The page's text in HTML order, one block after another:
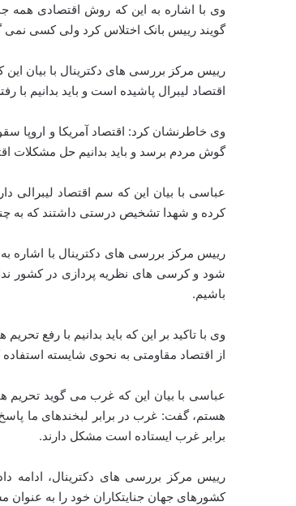
وی با اشاره به این که روش اقتصادی همه
گویند رییس بانک اختلاس کرد ولی کسی نمی
رییس مرکز بررسی های دکترینال با بیان
اقتصاد لیبرال پاشیده است و باید بدانیم
وی خاطرنشان کرد: اقتصاد آمریکا و اروپا
گوش مردم برسد و باید بدانیم حل مشکلات
عباسی با بیان این که سم اقتصاد لیبرالی
کرده و شهدا تشخیص درستی داشتند که به
رییس مرکز بررسی های دکترینال با اشاره
شود و کرسی های نظریه پردازی در کشور
باشیم.
وی با تاکید بر این که باید بدانیم با رفع
از اقتصاد مقاومتی به نحوی شایسته استفاده
عباسی با بیان این که غرب می گوید تحریم
هستم، گفت: غرب در برابر لبخندهای ما
برابر غرب ایستاده است مشکل دارند.
رییس مرکز بررسی های دکترینال، ادامه
کشورهای جهان جنایتکاران خود را به